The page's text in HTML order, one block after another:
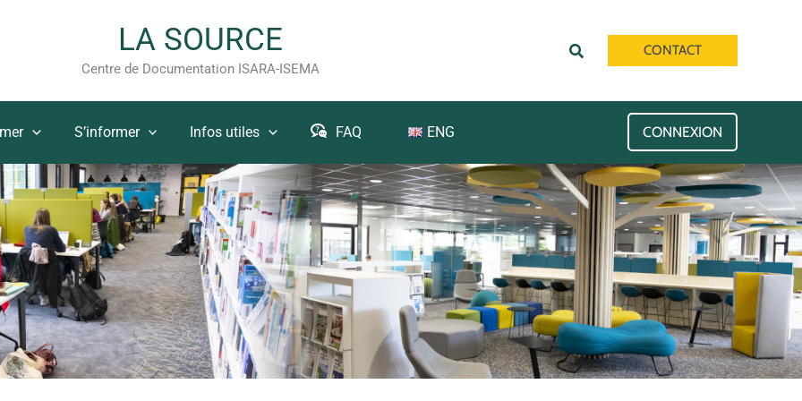
LA SOURCE
Centre de Documentation ISARA-ISEMA
RechercherCONTACT
S’informer Infos utiles FAQ ENG CONNEXION